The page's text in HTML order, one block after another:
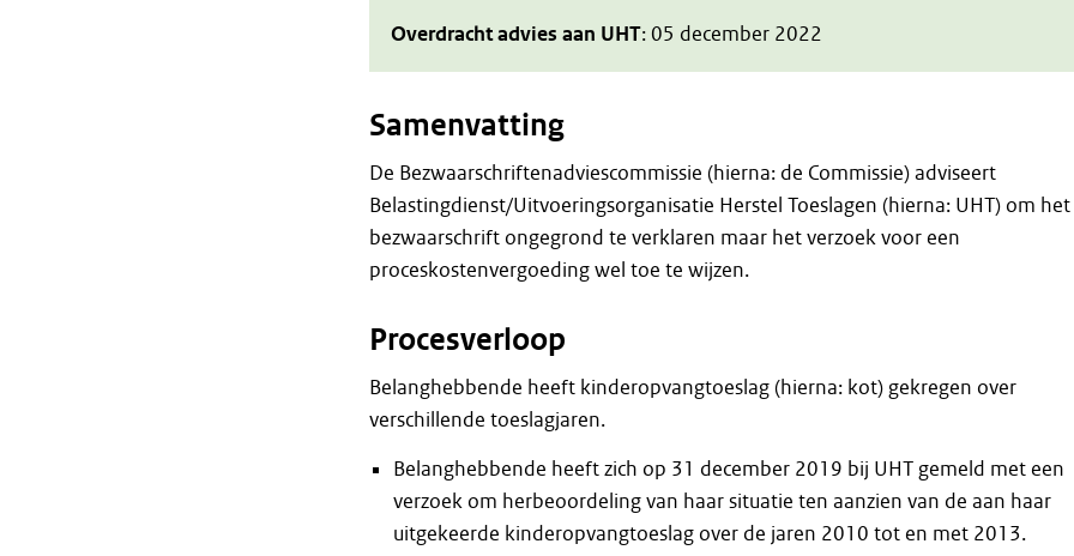
Overdracht advies aan UHT: 05 december 2022
Samenvatting
De Bezwaarschriftenadviescommissie (hierna: de Commissie) adviseert
Belastingdienst/Uitvoeringsorganisatie Herstel Toeslagen (hierna: UHT) om het
bezwaarschrift ongegrond te verklaren maar het verzoek voor een
proceskostenvergoeding wel toe te wijzen.
Procesverloop
Belanghebbende heeft kinderopvangtoeslag (hierna: kot) gekregen over
verschillende toeslagjaren.
Belanghebbende heeft zich op 31 december 2019 bij UHT gemeld met een
verzoek om herbeoordeling van haar situatie ten aanzien van de aan haar
uitgekeerde kinderopvangtoeslag over de jaren 2010 tot en met 2013.